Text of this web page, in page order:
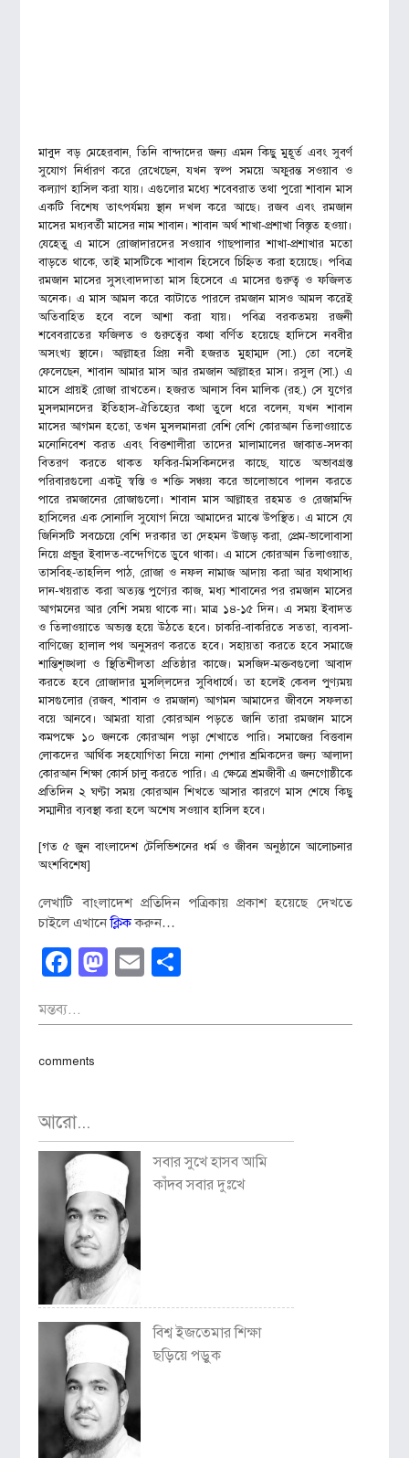
মাবুদ বড় মেহেরবান, তিনি বান্দাদের জন্য এমন কিছু মুহূর্ত এবং সুবর্ণ
সুযোগ নির্ধারণ করে রেখেছেন, যখন স্বল্প সময়ে অফুরন্ত সওয়াব ও
কল্যাণ হাসিল করা যায়। এগুলোর মধ্যে শবেবরাত তথা পুরো শাবান মাস
একটি বিশেষ তাৎপর্যময় স্থান দখল করে আছে। রজব এবং রমজান
মাসের মধ্যবর্তী মাসের নাম শাবান। শাবান অর্থ শাখা-প্রশাখা বিস্তৃত হওয়া।
যেহেতু এ মাসে রোজাদারদের সওয়াব গাছপালার শাখা-প্রশাখার মতো
বাড়তে থাকে, তাই মাসটিকে শাবান হিসেবে চিহ্নিত করা হয়েছে। পবিত্র
রমজান মাসের সুসংবাদদাতা মাস হিসেবে এ মাসের গুরুত্ব ও ফজিলত
অনেক। এ মাস আমল করে কাটাতে পারলে রমজান মাসও আমল করেই
অতিবাহিত হবে বলে আশা করা যায়। পবিত্র বরকতময় রজনী
শবেবরাতের ফজিলত ও গুরুত্বের কথা বর্ণিত হয়েছে হাদিসে নববীর
অসংখ্য স্থানে। আল্লাহর প্রিয় নবী হজরত মুহাম্মদ (সা.) তো বলেই
ফেলেছেন, শাবান আমার মাস আর রমজান আল্লাহর মাস। রসুল (সা.) এ
মাসে প্রায়ই রোজা রাখতেন। হজরত আনাস বিন মালিক (রহ.) সে যুগের
মুসলমানদের ইতিহাস-ঐতিহ্যের কথা তুলে ধরে বলেন, যখন শাবান
মাসের আগমন হতো, তখন মুসলমানরা বেশি বেশি কোরআন তিলাওয়াতে
মনোনিবেশ করত এবং বিত্তশালীরা তাদের মালামালের জাকাত-সদকা
বিতরণ করতে থাকত ফকির-মিসকিনদের কাছে, যাতে অভাবগ্রস্ত
পরিবারগুলো একটু স্বস্তি ও শক্তি সঞ্চয় করে ভালোভাবে পালন করতে
পারে রমজানের রোজাগুলো। শাবান মাস আল্লাহর রহমত ও রেজামন্দি
হাসিলের এক সোনালি সুযোগ নিয়ে আমাদের মাঝে উপস্থিত। এ মাসে যে
জিনিসটি সবচেয়ে বেশি দরকার তা দেহমন উজাড় করা, প্রেম-ভালোবাসা
নিয়ে প্রভুর ইবাদত-বন্দেগিতে ডুবে থাকা। এ মাসে কোরআন তিলাওয়াত,
তাসবিহ-তাহলিল পাঠ, রোজা ও নফল নামাজ আদায় করা আর যথাসাধ্য
দান-খয়রাত করা অত্যন্ত পুণ্যের কাজ, মধ্য শাবানের পর রমজান মাসের
আগমনের আর বেশি সময় থাকে না। মাত্র ১৪-১৫ দিন। এ সময় ইবাদত
ও তিলাওয়াতে অভ্যস্ত হয়ে উঠতে হবে। চাকরি-বাকরিতে সততা, ব্যবসা-
বাণিজ্যে হালাল পথ অনুসরণ করতে হবে। সহায়তা করতে হবে সমাজে
শান্তিশৃঙ্খলা ও স্থিতিশীলতা প্রতিষ্ঠার কাজে। মসজিদ-মক্তবগুলো আবাদ
করতে হবে রোজাদার মুসলি্লদের সুবিধার্থে। তা হলেই কেবল পুণ্যময়
মাসগুলোর (রজব, শাবান ও রমজান) আগমন আমাদের জীবনে সফলতা
বয়ে আনবে। আমরা যারা কোরআন পড়তে জানি তারা রমজান মাসে
কমপক্ষে ১০ জনকে কোরআন পড়া শেখাতে পারি। সমাজের বিত্তবান
লোকদের আর্থিক সহযোগিতা নিয়ে নানা পেশার শ্রমিকদের জন্য আলাদা
কোরআন শিক্ষা কোর্স চালু করতে পারি। এ ক্ষেত্রে শ্রমজীবী এ জনগোষ্ঠীকে
প্রতিদিন ২ ঘণ্টা সময় কোরআন শিখতে আসার কারণে মাস শেষে কিছু
সম্মানীর ব্যবস্থা করা হলে অশেষ সওয়াব হাসিল হবে।
[গত ৫ জুন বাংলাদেশ টেলিভিশনের ধর্ম ও জীবন অনুষ্ঠানে আলোচনার
অংশবিশেষ]
লেখাটি বাংলাদেশ প্রতিদিন পত্রিকায় প্রকাশ হয়েছে দেখতে
চাইলে এখানেক্লিককরুন…
Facebook
Mastodon
Email
মন্তব্য...
comments
আরো...
সবার সুখে হাসব আমি
কাঁদব সবার দুঃখে
বিশ্ব ইজতেমার শিক্ষা
ছড়িয়ে পড়ুক